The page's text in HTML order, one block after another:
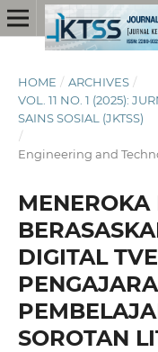
HOME / ARCHIVES /
VOL. 11 NO. 1 (2025):
SAINS SOSIAL (JKTSS)
/
Engineering and
DIGITAL
SOROTAN